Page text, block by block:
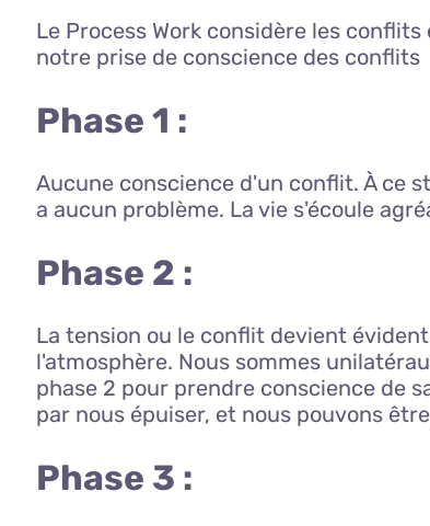
Le Process Work considère les
notre prise de conscience des conflits
Phase 1 :
Aucune conscience d'un conflit. À ce
a aucun problème. La vie s'écoule
Phase 2 :
La tension ou le conflit devient
l'atmosphère. Nous sommes
phase 2 pour prendre conscience de
par nous épuiser, et nous pouvons
Phase 3 :